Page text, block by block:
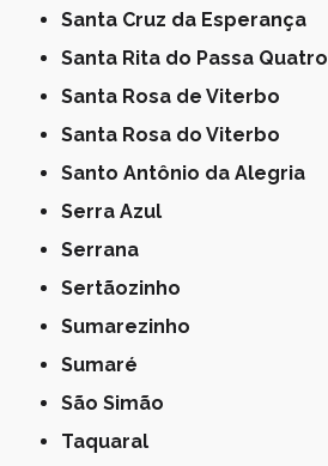
Santa Cruz da Esperança
Santa Rita do Passa Quatro
Santa Rosa de Viterbo
Santa Rosa do Viterbo
Santo Antônio da Alegria
Serra Azul
Serrana
Sertãozinho
Sumarezinho
Sumaré
São Simão
Taquaral